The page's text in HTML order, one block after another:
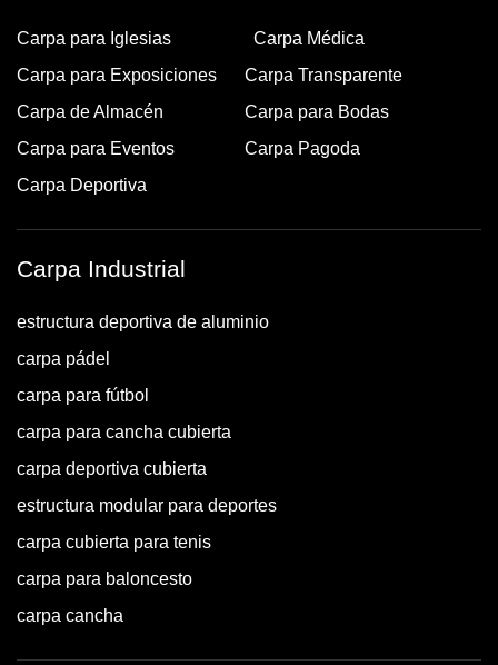
Carpa para Iglesias
Carpa Médica
Carpa para Exposiciones
Carpa Transparente
Carpa de Almacén
Carpa para Bodas
Carpa para Eventos
Carpa Pagoda
Carpa Deportiva
Carpa Industrial
estructura deportiva de aluminio
carpa pádel
carpa para fútbol
carpa para cancha cubierta
carpa deportiva cubierta
estructura modular para deportes
carpa cubierta para tenis
carpa para baloncesto
carpa cancha